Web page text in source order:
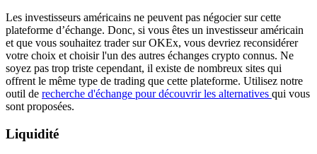
Les investisseurs américains ne peuvent pas négocier sur cette
plateforme d’échange. Donc, si vous êtes un investisseur américain
et que vous souhaitez trader sur OKEx, vous devriez reconsidérer
votre choix et choisir l'un des autres échanges crypto connus. Ne
soyez pas trop triste cependant, il existe de nombreux sites qui
offrent le même type de trading que cette plateforme. Utilisez notre
outil de recherche d'échange pour découvrir les alternatives qui vous
sont proposées.
Liquidité